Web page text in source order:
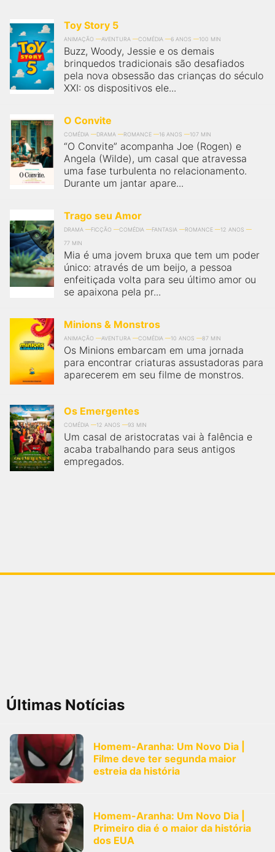
Toy Story 5
ANIMAÇÃO AVENTURA COMÉDIA 6 ANOS 100 MIN
Buzz, Woody, Jessie e os demais
brinquedos tradicionais são desafiados
pela nova obsessão das crianças do século
XXI: os dispositivos ele...
O Convite
COMÉDIA DRAMA ROMANCE 16 ANOS 107 MIN
“O Convite” acompanha Joe (Rogen) e
Angela (Wilde), um casal que atravessa
uma fase turbulenta no relacionamento.
Durante um jantar apare...
Trago seu Amor
DRAMA FICÇÃO COMÉDIA FANTASIA ROMANCE
12 ANOS
77 MIN
Mia é uma jovem bruxa que tem um poder
único: através de um beijo, a pessoa
enfeitiçada volta para seu último amor ou
se apaixona pela pr...
Minions & Monstros
ANIMAÇÃO AVENTURA COMÉDIA 10 ANOS 87 MIN
Os Minions embarcam em uma jornada
para encontrar criaturas assustadoras para
aparecerem em seu filme de monstros.
Os Emergentes
COMÉDIA 12 ANOS 93 MIN
Um casal de aristocratas vai à falência e
acaba trabalhando para seus antigos
empregados.
Últimas Notícias
Homem-Aranha: Um Novo Dia |
Filme deve ter segunda maior
estreia da história
Homem-Aranha: Um Novo Dia |
Primeiro dia é o maior da história
dos EUA